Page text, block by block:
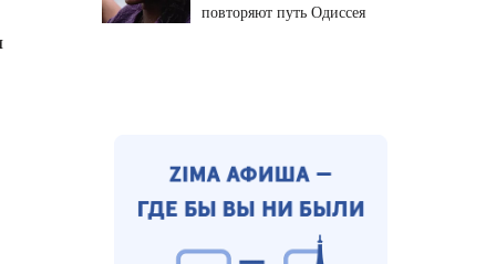
повторяют путь Одиссея